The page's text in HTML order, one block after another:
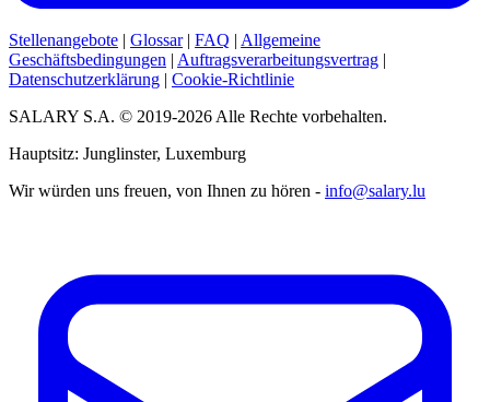
Stellenangebote | Glossar| FAQ | Allgemeine
Geschäftsbedingungen | Auftragsverarbeitungsvertrag |
Datenschutzerklärung | Cookie-Richtlinie
SALARY S.A. © 2019-2026 Alle Rechte vorbehalten.
Hauptsitz: Junglinster, Luxemburg
Wir würden uns freuen, von Ihnen zu hören - info@salary.lu